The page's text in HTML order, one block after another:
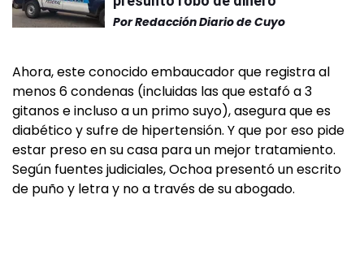
PorRedacción Diario de Cuyo
Ahora, este conocido embaucador que registra al
menos 6 condenas (incluidas las que estafó a 3
gitanos e incluso a un primo suyo), asegura que es
diabético y sufre de hipertensión. Y que por eso pide
estar preso en su casa para un mejor tratamiento.
Según fuentes judiciales, Ochoa presentó un escrito
de puño y letra y no a través de su abogado.